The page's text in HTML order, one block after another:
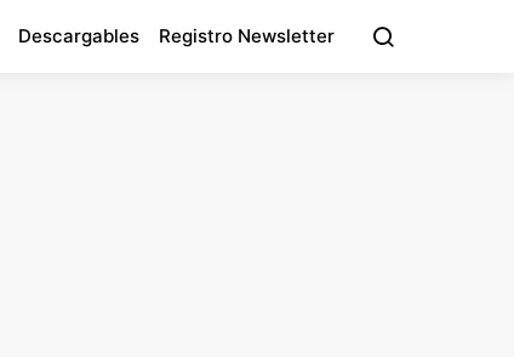
Descargables Registro Newsletter